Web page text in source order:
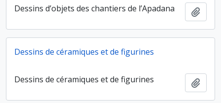
Dessins d’objets des chantiers de l’Apadana
Dessins de céramiques et de figurines
Dessins de céramiques et de figurines